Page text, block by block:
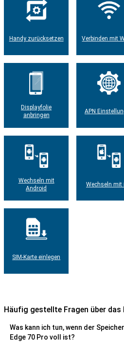
Handy zurücksetzen Verbinden mit
Displayfolie
anbringen
APN
Wechseln mit
Android
Wechseln mit
SIM-Karte einlegen
Häufig gestellte Fragen über
Was kann ich tun, wenn der
Edge 70 Pro voll ist?